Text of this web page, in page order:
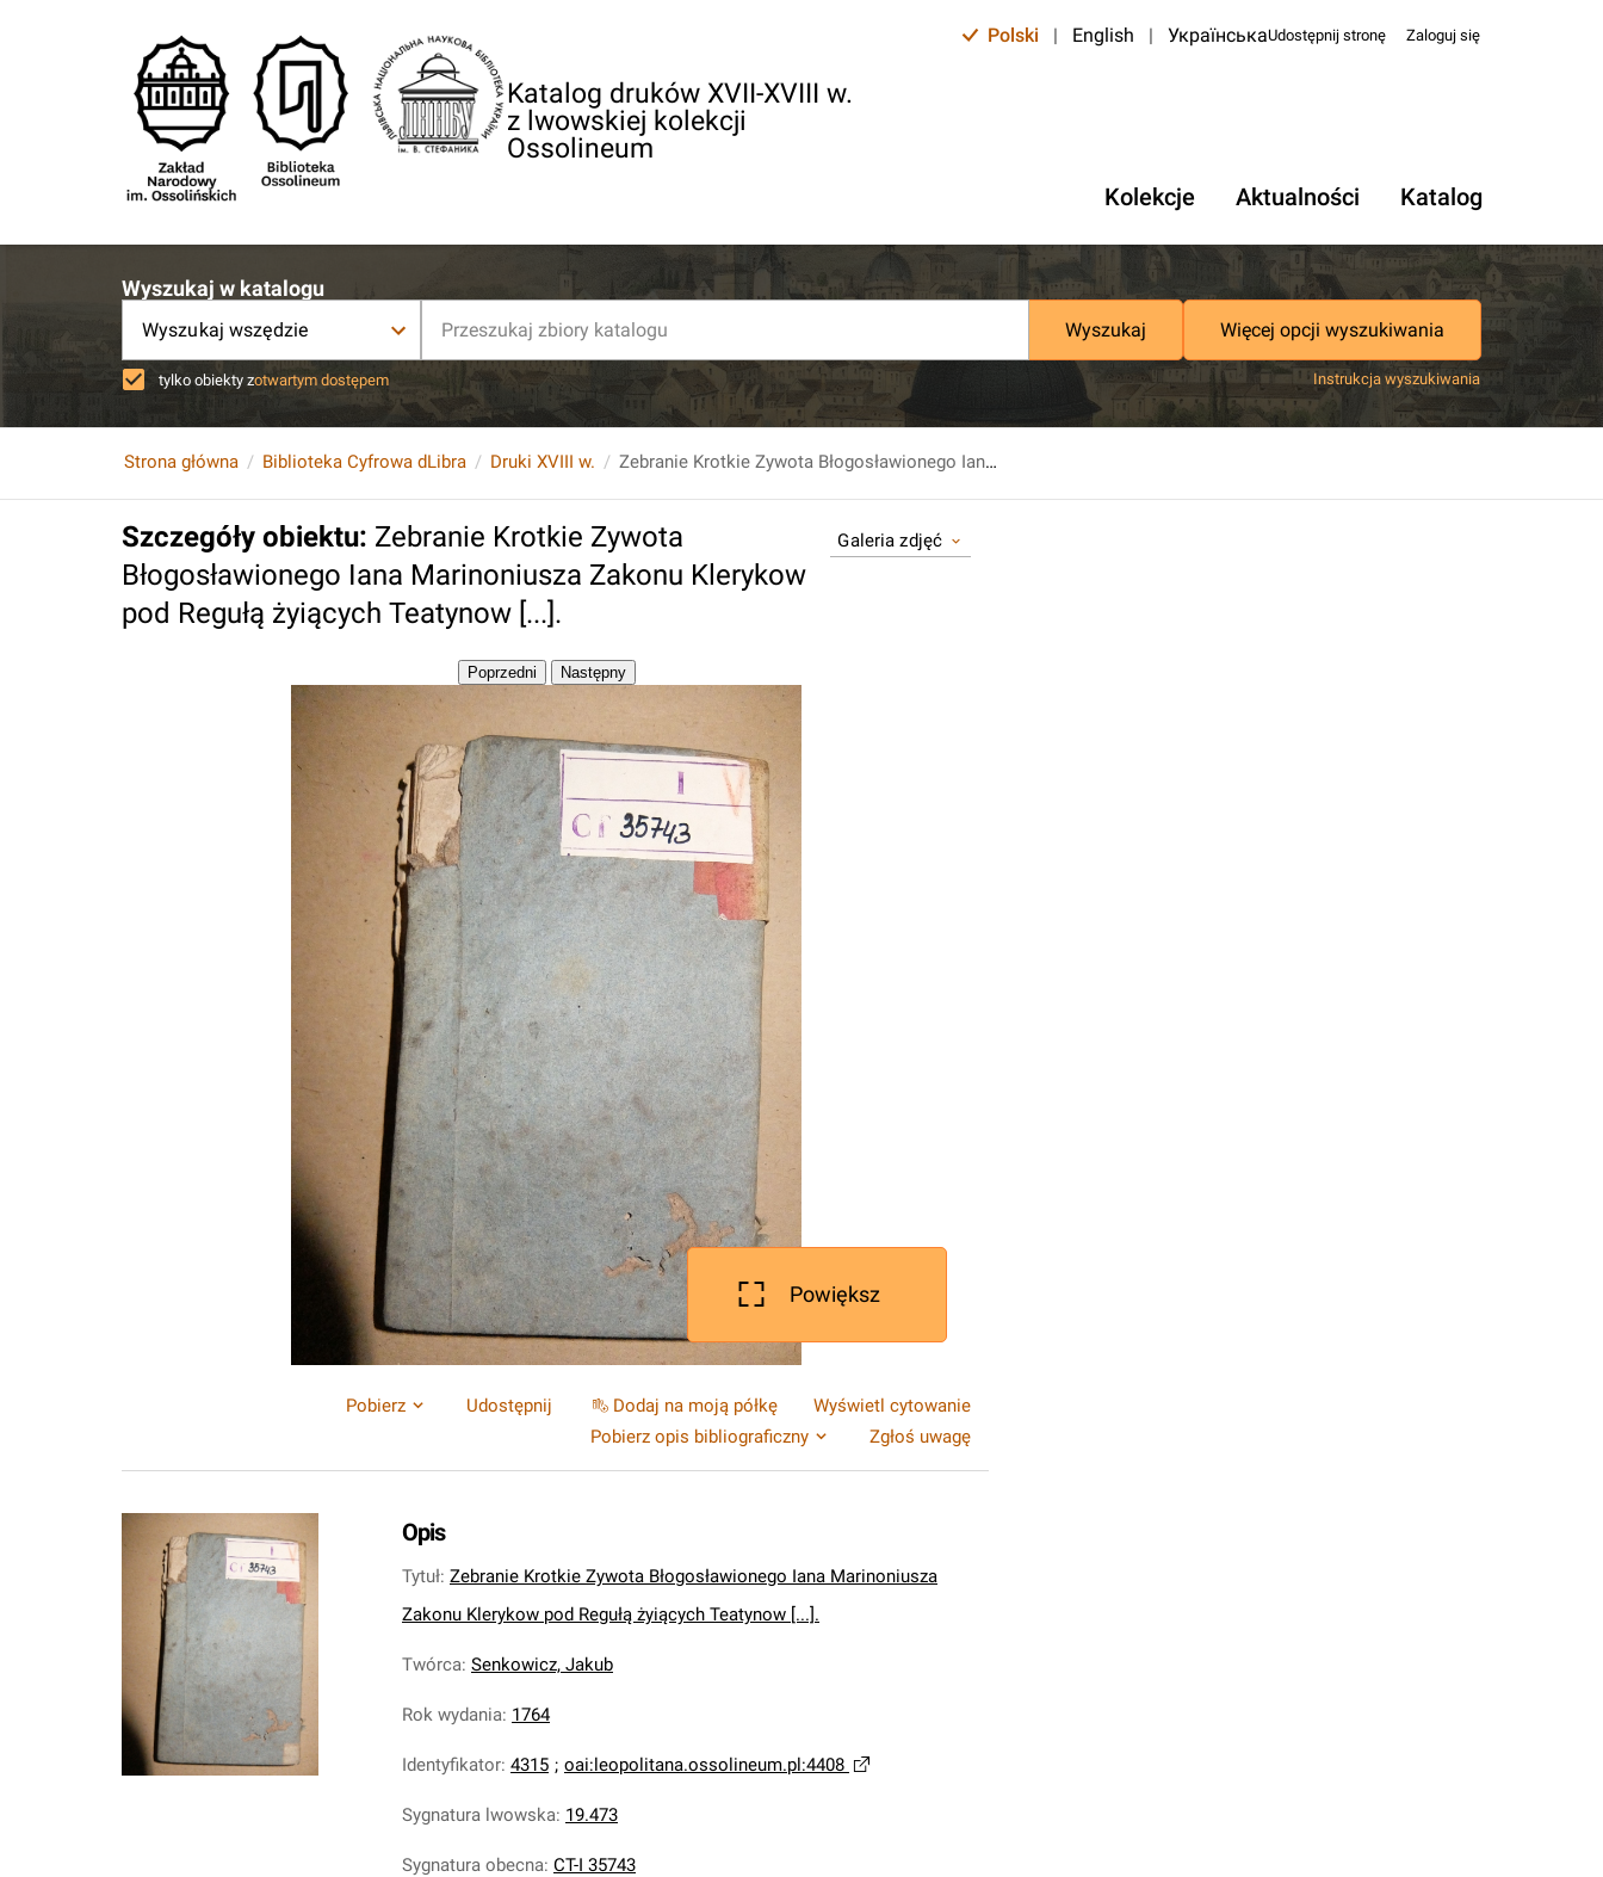
Katalog druków XVII-XVIII w.
z lwowskiej kolekcji
Ossolineum
Polski | English | УкраїнськаUdostępnij stronę Zaloguj się
Kolekcje Aktualności Katalog
Wyszukaj w katalogu
Wyszukaj wszędzie Wyszukaj Więcej opcji wyszukiwania
tylko obiekty zotwartym dostępem Instrukcja wyszukiwania
Strona główna Biblioteka Cyfrowa dLibra Druki XVIII w. Zebranie Krotkie Zywota Błogosławionego Iana Marinoniusza Zakonu Klerykow pod Regułą żyiących Teatynow [...].
Szczegóły obiektu: Zebranie Krotkie Zywota
Błogosławionego Iana Marinoniusza Zakonu Klerykow
pod Regułą żyiących Teatynow [...].
Galeria zdjęć
Powiększ
Pobierz Udostępnij Dodaj na moją półkę
Wyświetl cytowanie
Pobierz opis bibliograficzny
Zgłoś uwagę
Opis
Tytuł: Zebranie Krotkie Zywota Błogosławionego Iana Marinoniusza
Zakonu Klerykow pod Regułą żyiących Teatynow [...].
Twórca: Senkowicz, Jakub
Rok wydania: 1764
Identyfikator: 4315 ; oai:leopolitana.ossolineum.pl:4408
Sygnatura lwowska: 19.473
Sygnatura obecna: CT-I 35743